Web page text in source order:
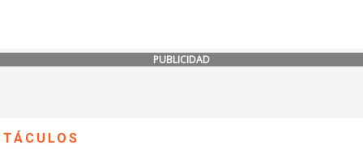
PUBLICIDAD